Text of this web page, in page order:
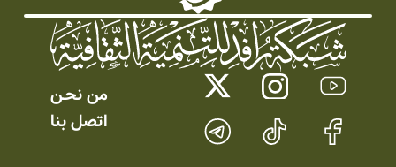
من نحـن
اتصل بنا